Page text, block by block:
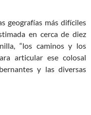
geografías más difíciles
en cerca de diez
“los caminos y los
articular ese colosal
y las diversas